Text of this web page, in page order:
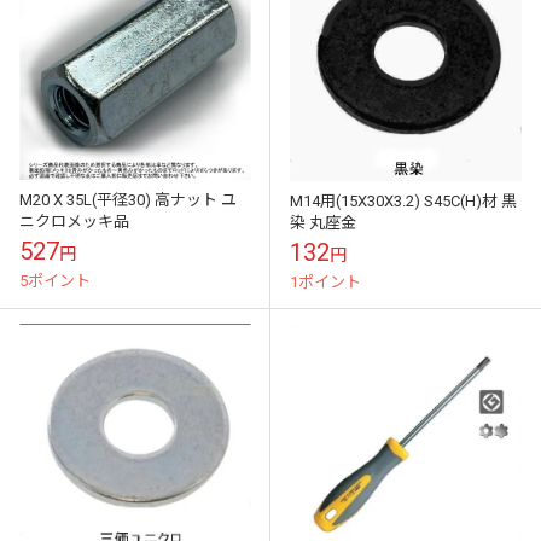
M20 X 35L(平径30) 高ナット ユ
ニクロメッキ品
527円
5ポイント
M14用(15X30X3.2) S45C(H)材 黒
染 丸座金
132円
1ポイント